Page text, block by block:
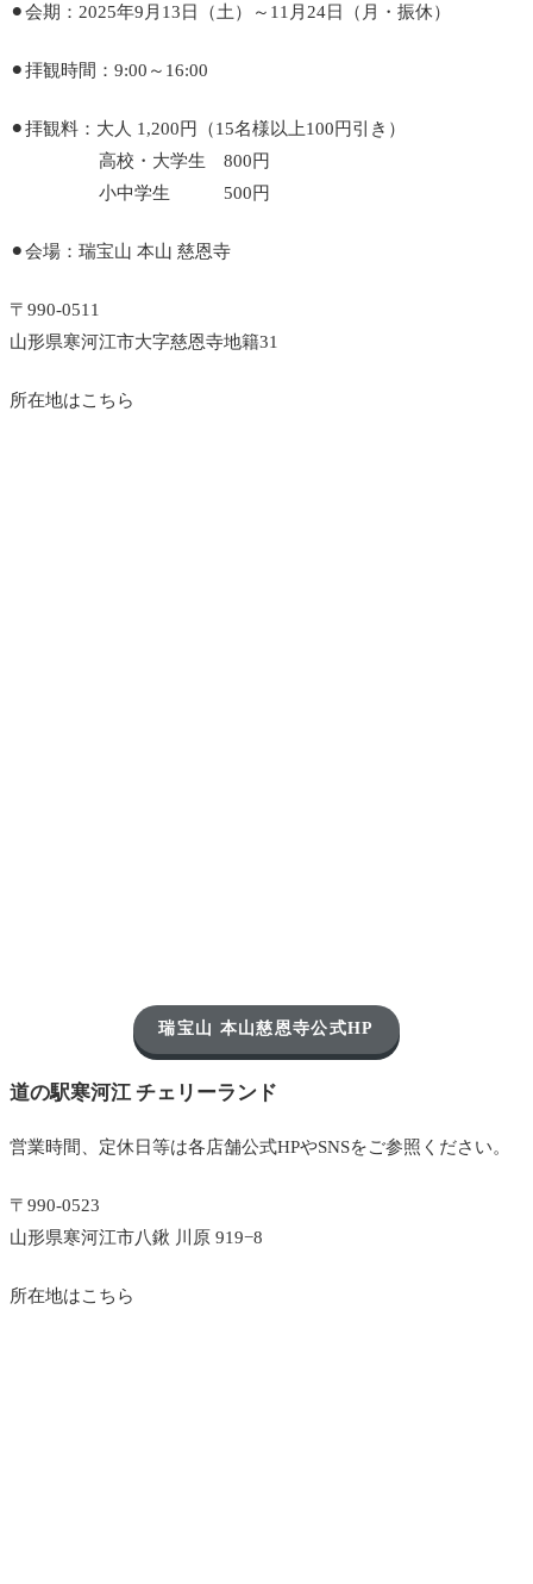
⚫︎会期：2025年9月13日（土）～11月24日（月・振休）
⚫︎拝観時間：9:00～16:00
⚫︎拝観料：大人 1,200円（15名様以上100円引き）
高校・大学生 800円
小中学生 500円
⚫︎会場：瑞宝山 本山 慈恩寺
〒990-0511
山形県寒河江市大字慈恩寺地籍31
所在地はこちら
瑞宝山 本山慈恩寺公式HP
道の駅寒河江 チェリーランド
営業時間、定休日等は各店舗公式HPやSNSをご参照ください。
〒990-0523
山形県寒河江市八鍬 川原 919−8
所在地はこちら